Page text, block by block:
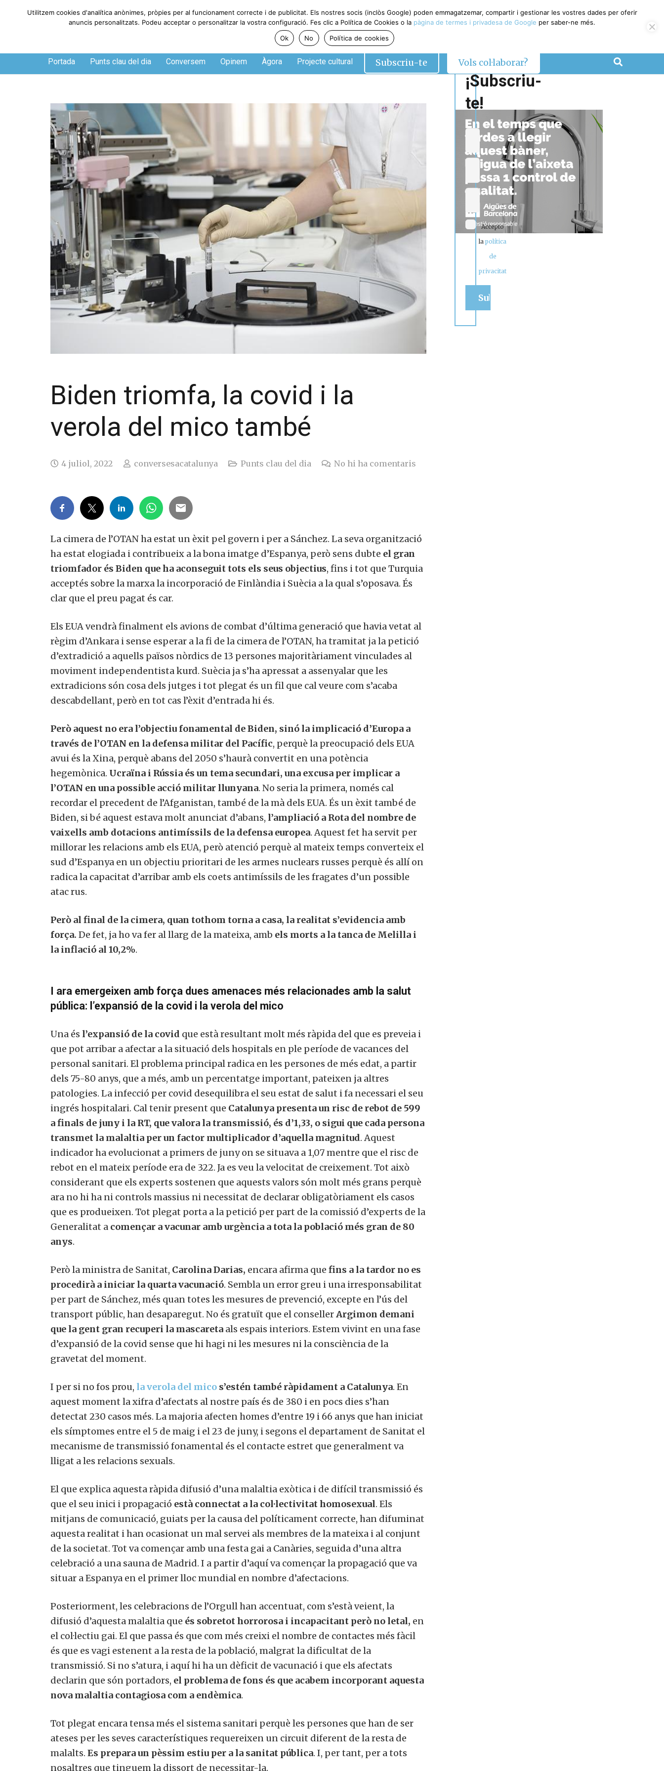
Diumenge, 9 de agosto de 2026
Portada Punts clau del dia Conversem Opinem Àgora Projecte cultural Subscriu-te Vols col·laborar?
Biden triomfa, la covid i la
verola del mico també
4 juliol, 2022 conversesacatalunya Punts clau del dia No hi ha comentaris
La cimera de l’OTAN ha estat un èxit pel govern i per a Sánchez. La seva organització
ha estat elogiada i contribueix a la bona imatge d’Espanya, però sens dubte el gran
triomfador és Biden que ha aconseguit tots els seus objectius, fins i tot que Turquia
acceptés sobre la marxa la incorporació de Finlàndia i Suècia a la qual s’oposava. És
clar que el preu pagat és car.
Els EUA vendrà finalment els avions de combat d’última generació que havia vetat al
règim d’Ankara i sense esperar a la fi de la cimera de l’OTAN, ha tramitat ja la petició
d’extradició a aquells països nòrdics de 13 persones majoritàriament vinculades al
moviment independentista kurd. Suècia ja s’ha apressat a assenyalar que les
extradicions són cosa dels jutges i tot plegat és un fil que cal veure com s’acaba
descabdellant, però en tot cas l’èxit d’entrada hi és.
Però aquest no era l’objectiu fonamental de Biden, sinó la implicació d’Europa a
través de l’OTAN en la defensa militar del Pacífic, perquè la preocupació dels EUA
avui és la Xina, perquè abans del 2050 s’haurà convertit en una potència
hegemònica. Ucraïna i Rússia és un tema secundari, una excusa per implicar a
l’OTAN en una possible acció militar llunyana. No seria la primera, només cal
recordar el precedent de l’Afganistan, també de la mà dels EUA. És un èxit també de
Biden, si bé aquest estava molt anunciat d’abans, l’ampliació a Rota del nombre de
vaixells amb dotacions antimíssils de la defensa europea. Aquest fet ha servit per
millorar les relacions amb els EUA, però atenció perquè al mateix temps converteix el
sud d’Espanya en un objectiu prioritari de les armes nuclears russes perquè és allí on
radica la capacitat d’arribar amb els coets antimíssils de les fragates d’un possible
atac rus.
Però al final de la cimera, quan tothom torna a casa, la realitat s’evidencia amb
força. De fet, ja ho va fer al llarg de la mateixa, amb els morts a la tanca de Melilla i
la inflació al 10,2%.
I ara emergeixen amb força dues amenaces més relacionades amb la salut
pública: l’expansió de la covid i la verola del mico
Una és l’expansió de la covid que està resultant molt més ràpida del que es preveia i
que pot arribar a afectar a la situació dels hospitals en ple període de vacances del
personal sanitari. El problema principal radica en les persones de més edat, a partir
dels 75-80 anys, que a més, amb un percentatge important, pateixen ja altres
patologies. La infecció per covid desequilibra el seu estat de salut i fa necessari el seu
ingrés hospitalari. Cal tenir present que Catalunya presenta un risc de rebot de 599
a finals de juny i la RT, que valora la transmissió, és d’1,33, o sigui que cada persona
transmet la malaltia per un factor multiplicador d’aquella magnitud. Aquest
indicador ha evolucionat a primers de juny on se situava a 1,07 mentre que el risc de
rebot en el mateix període era de 322. Ja es veu la velocitat de creixement. Tot això
considerant que els experts sostenen que aquests valors són molt més grans perquè
ara no hi ha ni controls massius ni necessitat de declarar obligatòriament els casos
que es produeixen. Tot plegat porta a la petició per part de la comissió d’experts de la
Generalitat a començar a vacunar amb urgència a tota la població més gran de 80
anys.
Però la ministra de Sanitat, Carolina Darias, encara afirma que fins a la tardor no es
procedirà a iniciar la quarta vacunació. Sembla un error greu i una irresponsabilitat
per part de Sánchez, més quan totes les mesures de prevenció, excepte en l’ús del
transport públic, han desaparegut. No és gratuït que el consellerArgimon demani
que la gent gran recuperi la mascareta als espais interiors. Estem vivint en una fase
d’expansió de la covid sense que hi hagi ni les mesures ni la consciència de la
gravetat del moment.
I per si no fos prou, la verola del mico s’estén també ràpidament a Catalunya. En
aquest moment la xifra d’afectats al nostre país és de 380 i en pocs dies s’han
detectat 230 casos més. La majoria afecten homes d’entre 19 i 66 anys que han iniciat
els símptomes entre el 5 de maig i el 23 de juny, i segons el departament de Sanitat el
mecanisme de transmissió fonamental és el contacte estret que generalment va
lligat a les relacions sexuals.
El que explica aquesta ràpida difusió d’una malaltia exòtica i de difícil transmissió és
que el seu inici i propagació està connectat a la col·lectivitat homosexual. Els
mitjans de comunicació, guiats per la causa del políticament correcte, han difuminat
aquesta realitat i han ocasionat un mal servei als membres de la mateixa i al conjunt
de la societat. Tot va començar amb una festa gai a Canàries, seguida d’una altra
celebració a una sauna de Madrid. I a partir d’aquí va començar la propagació que va
situar a Espanya en el primer lloc mundial en nombre d’afectacions.
Posteriorment, les celebracions de l’Orgull han accentuat, com s’està veient, la
difusió d’aquesta malaltia que és sobretot horrorosa i incapacitant però no letal, en
el col·lectiu gai. El que passa és que com més creixi el nombre de contactes més fàcil
és que es vagi estenent a la resta de la població, malgrat la dificultat de la
transmissió. Si no s’atura, i aquí hi ha un dèficit de vacunació i que els afectats
declarin que són portadors, el problema de fons és que acabem incorporant aquesta
nova malaltia contagiosa com a endèmica.
Tot plegat encara tensa més el sistema sanitari perquè les persones que han de ser
ateses per les seves característiques requereixen un circuit diferent de la resta de
malalts. Es prepara un pèssim estiu per a la sanitat pública. I, per tant, per a tots
nosaltres que tinguem la dissort de necessitar-la.
¡Subscriu-
te!
Accepto
lapolítica
de
privacitat
Utilitzem cookies d'analítica anònimes, pròpies per al funcionament correcte i de publicitat. Els nostres socis (inclòs Google) poden emmagatzemar, compartir i gestionar les vostres dades per oferir
anuncis personalitzats. Podeu acceptar o personalitzar la vostra configuració. Fes clic a Política de Cookies o la pàgina de termes i privadesa de Google per saber-ne més.
Ok
No Política de cookies